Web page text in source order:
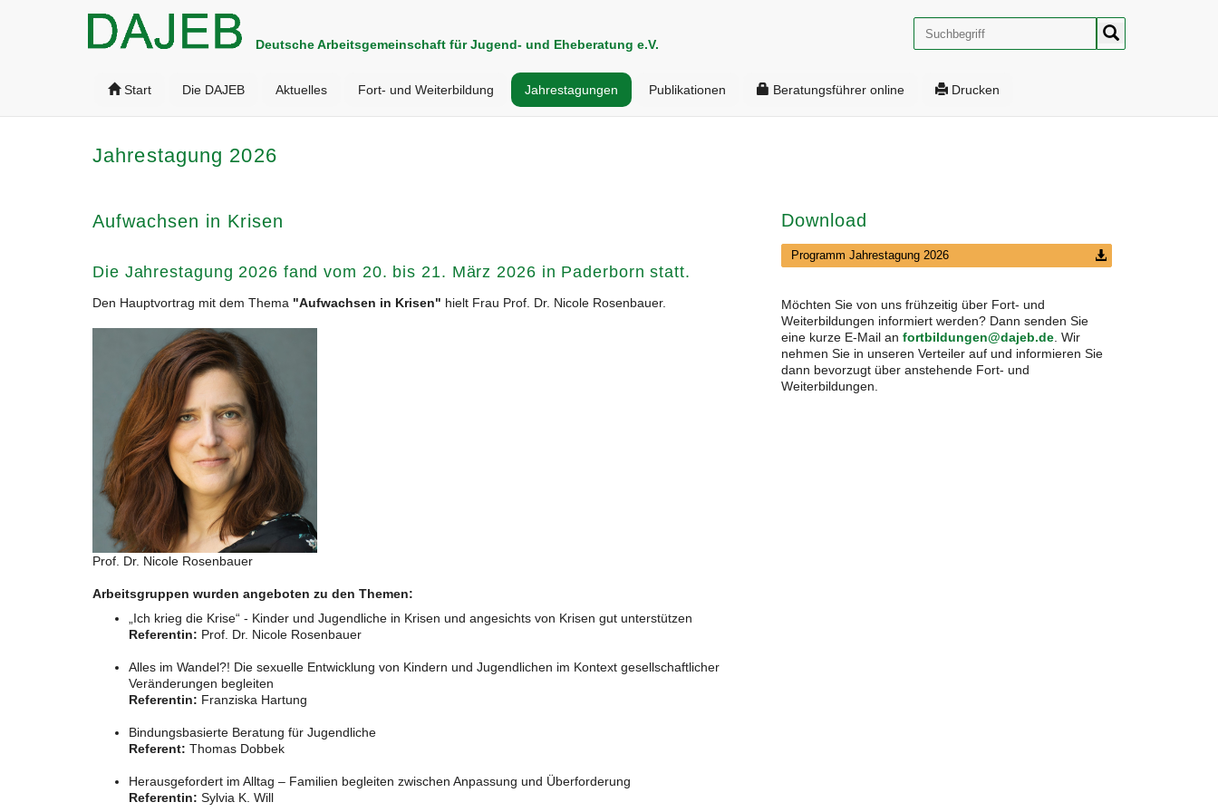
Deutsche Arbeitsgemeinschaft für Jugend- und Eheberatung e.V.
Start Die DAJEB Aktuelles Fort- und Weiterbildung Jahrestagungen Publikationen Beratungsführer online Drucken
Jahrestagung 2026
Aufwachsen in Krisen
Die Jahrestagung 2026 fand vom 20. bis 21. März 2026 in Paderborn statt.
Den Hauptvortrag mit dem Thema "Aufwachsen in Krisen" hielt Frau Prof. Dr. Nicole Rosenbauer.
Prof. Dr. Nicole Rosenbauer
Arbeitsgruppen wurden angeboten zu den Themen:
„Ich krieg die Krise“ - Kinder und Jugendliche in Krisen und angesichts von Krisen gut unterstützen
Referentin: Prof. Dr. Nicole Rosenbauer
Alles im Wandel?! Die sexuelle Entwicklung von Kindern und Jugendlichen im Kontext gesellschaftlicher
Veränderungen begleiten
Referentin: Franziska Hartung
Bindungsbasierte Beratung für Jugendliche
Referent: Thomas Dobbek
Herausgefordert im Alltag – Familien begleiten zwischen Anpassung und Überforderung
Referentin: Sylvia K. Will
Download
Programm Jahrestagung 2026
Möchten Sie von uns frühzeitig über Fort- und
Weiterbildungen informiert werden? Dann senden Sie
eine kurze E-Mail an fortbildungen@dajeb.de . Wir
nehmen Sie in unseren Verteiler auf und informieren Sie
dann bevorzugt über anstehende Fort- und
Weiterbildungen.